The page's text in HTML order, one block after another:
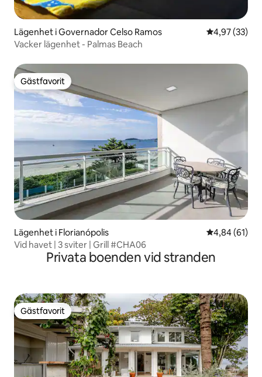
Lägenhet i Governador Celso Ramos 4,97 av 5 i
4,97 (33)
Vacker lägenhet - Palmas Beach
Gästfavorit
Gästfavorit
Lägenhet i Florianópolis 4,84 av 5 i
4,84 (61)
Vid havet | 3 sviter | Grill #CHA06
Privata boenden vid stranden
Gästfavorit
Gästfavorit